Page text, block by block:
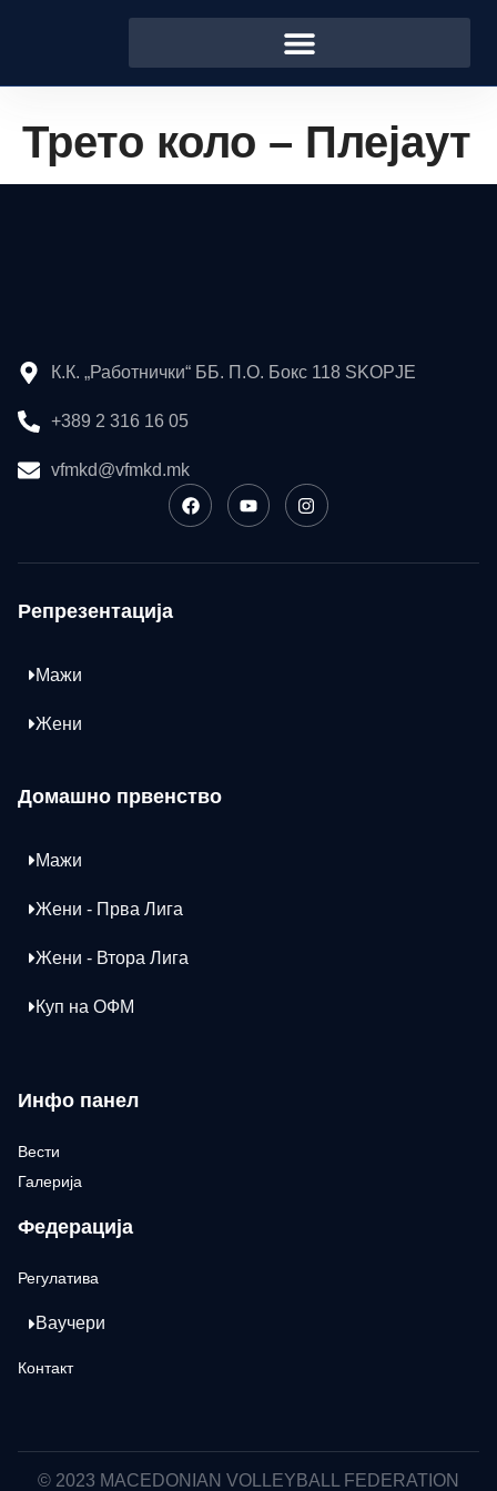
Трето коло – Плејаут
К.К. „Работнички“ ББ. П.О. Бокс 118 SKOPJE
+389 2 316 16 05
vfmkd@vfmkd.mk
Репрезентација
Мажи
Жени
Домашно првенство
Мажи
Жени - Прва Лига
Жени - Втора Лига
Куп на ОФМ
Инфо панел
Вести
Галерија
Федерација
Регулатива
Ваучери
Контакт
© 2023 MACEDONIAN VOLLEYBALL FEDERATION